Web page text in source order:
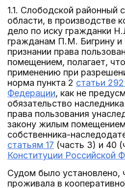
1.1. Слободской районный
области, в производстве
дело по иску гражданки
гражданам П.М. Бигрину
признании права
помещением, полагает,
применению при
норма пункта 2 статьи
Федерации, как не
обязательство
права пользования
закону жилым
собственника-
статьям 17 (часть 3) и 40
Конституции Российской
Судом было установлено,
проживала в